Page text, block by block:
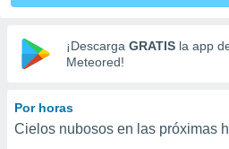
las
y
digital
basada
¡Descarga GRATIS la app
Meteored!
Por horas
Cielos nubosos en las próximas